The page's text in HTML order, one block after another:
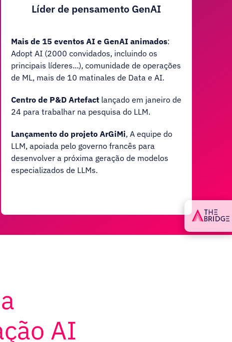
Líder de pensamento GenAI
Mais de 15 eventos AI e GenAI animados:
Adopt AI (2000 convidados, incluindo os
principais líderes...), comunidade de operações
de ML, mais de 10 matinales de Data e AI.
Centro de P&D Artefactlançado em janeiro de
24 para trabalhar na pesquisa do LLM.
Lançamento do projeto ArGiMi, A equipe do
LLM, apoiada pelo governo francês para
desenvolver a próxima geração de modelos
especializados de LLMs.
AI